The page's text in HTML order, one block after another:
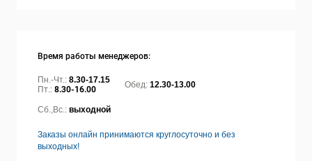
Время работы менеджеров:
Пн.-Чт.: 8.30-17.15
Пт.: 8.30-16.00 Обед: 12.30-13.00
Сб.,Вс.: выходной
Заказы онлайн принимаются круглосуточно и без
выходных!